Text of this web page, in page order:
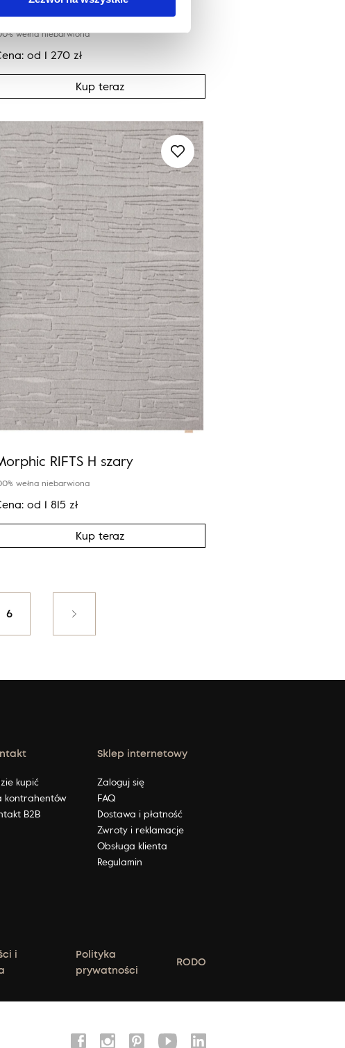
wełna niebarwiona
od 1 270zł
Kup teraz
RIFTS H szary
wełna niebarwiona
od 1 815zł
Kup teraz
6
kupić
kontrahentów
B2B
Sklep internetowy
Zaloguj się
FAQ
Dostawa i płatność
Zwroty i reklamacje
Obsługa klienta
Regulamin
i
Polityka
prywatności
RODO